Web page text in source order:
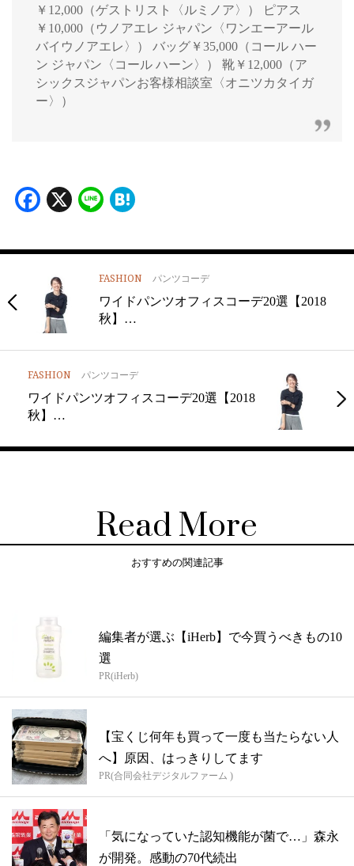
￥12,000（ゲストリスト〈ルミノア〉） ピアス
￥10,000（ウノアエレ ジャパン〈ワンエーアール
バイウノアエレ〉） バッグ￥35,000（コール ハー
ン ジャパン〈コール ハーン〉） 靴￥12,000（ア
シックスジャパンお客様相談室〈オニツカタイガ
ー〉）
Facebook
X Line
FASHION パンツコーデ
ワイドパンツオフィスコーデ20選【2018
秋】…
FASHION パンツコーデ
ワイドパンツオフィスコーデ20選【2018
秋】…
Read More
おすすめの関連記事
編集者が選ぶ【iHerb】で今買うべきもの10
選
PR(iHerb)
【宝くじ何年も買って一度も当たらない人
へ】原因、はっきりしてます
PR(合同会社デジタルファーム )
「気になっていた認知機能が菌で…」森永
が開発。感動の70代続出